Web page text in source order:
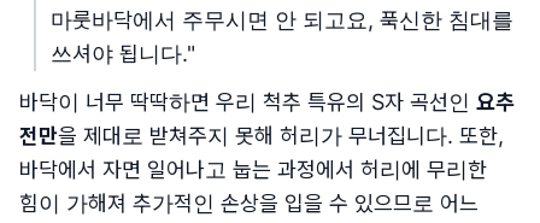
마룻바닥에서 주무시면 안 되고요, 푹신한 침대를
쓰셔야 됩니다."
바닥이 너무 딱딱하면 우리 척추 특유의 S자 곡선인 요추
전만을 제대로 받쳐주지 못해 허리가 무너집니다. 또한,
바닥에서 자면 일어나고 눕는 과정에서 허리에 무리한
힘이 가해져 추가적인 손상을 입을 수 있으므로 어느